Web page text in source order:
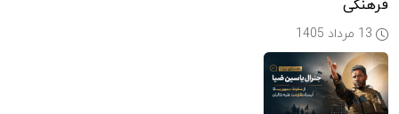
فرهنگی
13 مرداد 1405